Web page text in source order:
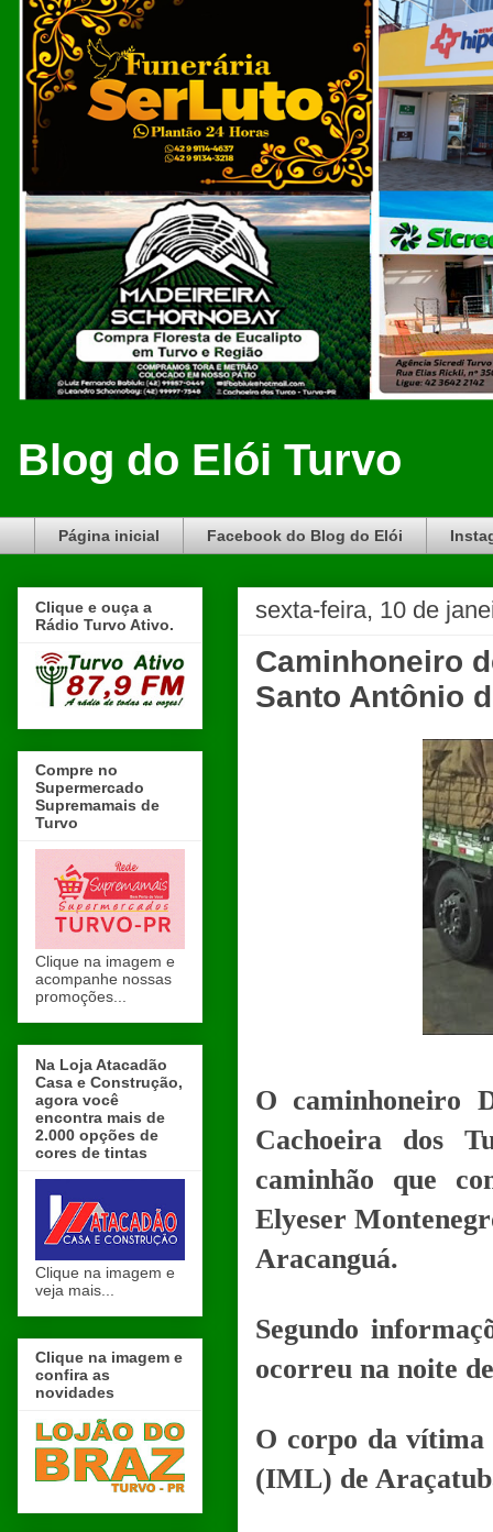
Blog do Elói Turvo
Página inicial Facebook do Blog do Elói
sexta-feira, 10 de
Caminhoneiro
Santo Antônio
O caminhoneiro
Cachoeira dos
caminhão que
Elyeser
Aracanguá.
Segundo
ocorreu na noite
O corpo da
(IML) de
Clique e ouça a
Rádio Turvo Ativo.
Compre no
Supermercado
Supremamais de
Turvo
Clique na imagem e
acompanhe nossas
promoções...
Na Loja Atacadão
Casa e Construção,
agora você
encontra mais de
2.000 opções de
cores de tintas
Clique na imagem e
veja mais...
Clique na imagem e
confira as
novidades